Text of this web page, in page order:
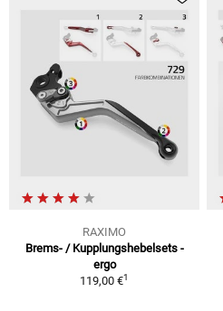
RAXIMO
Brems- / Kupplungshebelsets -
ergo
119,00 €1